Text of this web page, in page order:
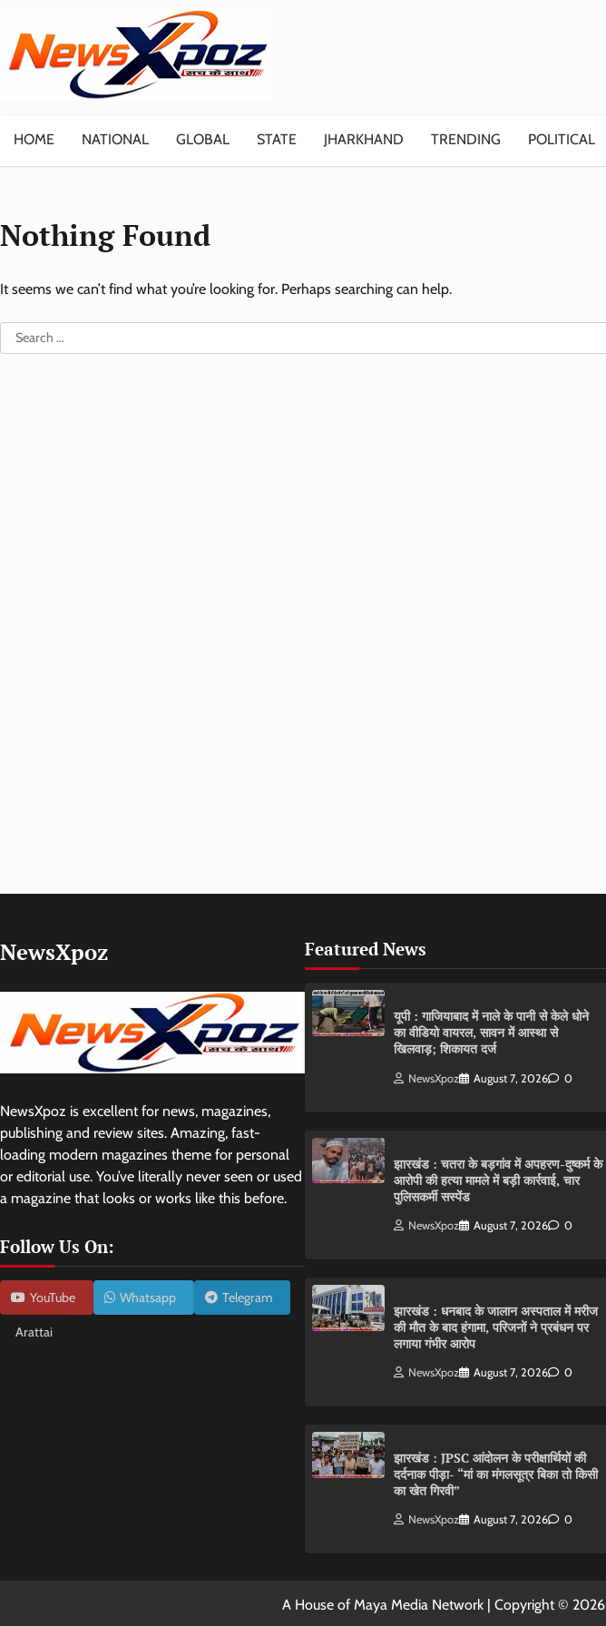
content
HOME NATIONAL GLOBAL STATE JHARKHAND TRENDING POLITICAL
Nothing Found
It seems we can’t find what you’re looking for. Perhaps searching can help.
Search
for:
NewsXpoz
NewsXpoz is excellent for news, magazines,
publishing and review sites. Amazing, fast-
loading modern magazines theme for personal
or editorial use. You’ve literally never seen or used
a magazine that looks or works like this before.
Follow Us On:
YouTube Whatsapp Telegram
Arattai
Featured News
यूपी : गाजियाबाद में नाले के पानी से केले धोने
का वीडियो वायरल, सावन में आस्था से
खिलवाड़; शिकायत दर्ज
NewsXpoz August 7, 2026 0
झारखंड : चतरा के बड़गांव में अपहरण-दुष्कर्म के
आरोपी की हत्या मामले में बड़ी कार्रवाई, चार
पुलिसकर्मी सस्पेंड
NewsXpoz August 7, 2026 0
झारखंड : धनबाद के जालान अस्पताल में मरीज
की मौत के बाद हंगामा, परिजनों ने प्रबंधन पर
लगाया गंभीर आरोप
NewsXpoz August 7, 2026 0
झारखंड : JPSC आंदोलन के परीक्षार्थियों की
दर्दनाक पीड़ा- “मां का मंगलसूत्र बिका तो किसी
का खेत गिरवी”
NewsXpoz August 7, 2026 0
A House of Maya Media Network | Copyright © 2026